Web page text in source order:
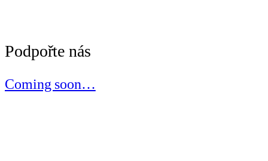
Podpořte nás
Coming soon…